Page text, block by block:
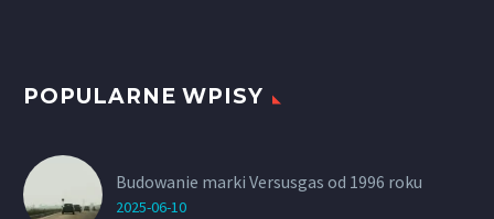
POPULARNE WPISY
Budowanie marki Versusgas od 1996 roku
2025-06-10